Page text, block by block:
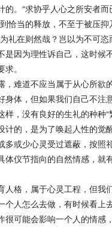
“求协乎人心之所安者而
恰当的释放，不至于被压
礼在则然哉？岂以为不可
因为理性诉自己，这时候
。
难道不应当属于从心所欲
体，但如果我们自己不注
，没有良好的生礼的种种
的，是为了唤起人性的觉
或少心灵受过遮蔽，按照
仪节指向的自然情感，就
格，属于心灵工程，但我
人怎么去做，有时候看上
可能会影响一个人的情感